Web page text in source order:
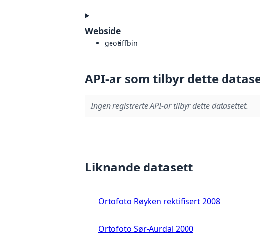
Webside
geotiffbin
API-ar som tilbyr dette
Ingen registrerte API-ar tilbyr dette datasettet.
Liknande datasett
Ortofoto Røyken rektifisert 2008
Ortofoto Sør-Aurdal 2000